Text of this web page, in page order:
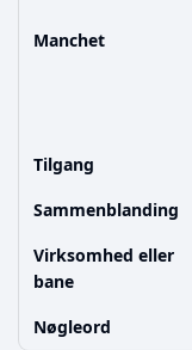
Manchet
Tilgang
Sammenblanding
Virksomhed eller
bane
Nøgleord